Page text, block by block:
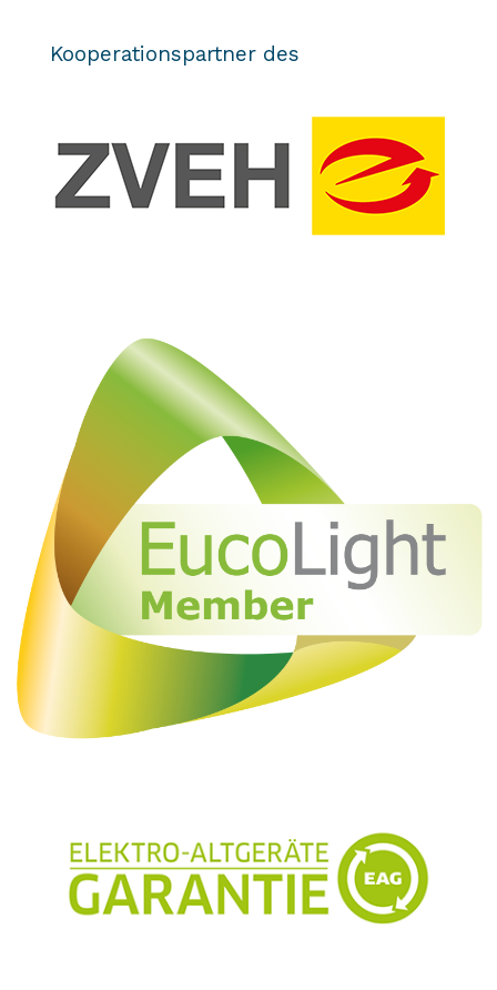
Kooperationspartner des